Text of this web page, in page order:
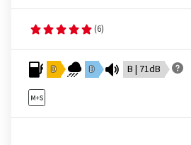
(6)
D D B | 71dB